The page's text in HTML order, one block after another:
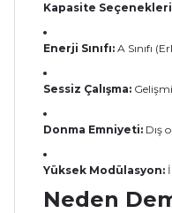
Kapasite
Enerji Sınıfı: A Sınıfı
Sessiz Çalışma:
Donma Emniyeti: Dış
Yüksek Modülasyon:
Neden